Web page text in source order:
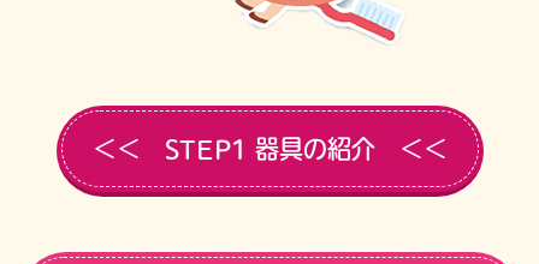
＜＜ STEP1 器具の紹介 ＜＜